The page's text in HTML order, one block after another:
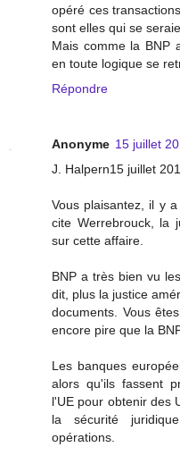
opéré ces
sont elles qui se
Mais comme la BNP
en toute logique se
Répondre
Anonyme 15 juillet
J. Halpern15 juillet
Vous plaisantez, il y
cite Werrebrouck, la
sur cette affaire.
BNP a très bien vu
dit, plus la justice
documents. Vous
encore pire que la
Les banques
alors qu'ils fassent
l'UE pour obtenir des
la sécurité
opérations.